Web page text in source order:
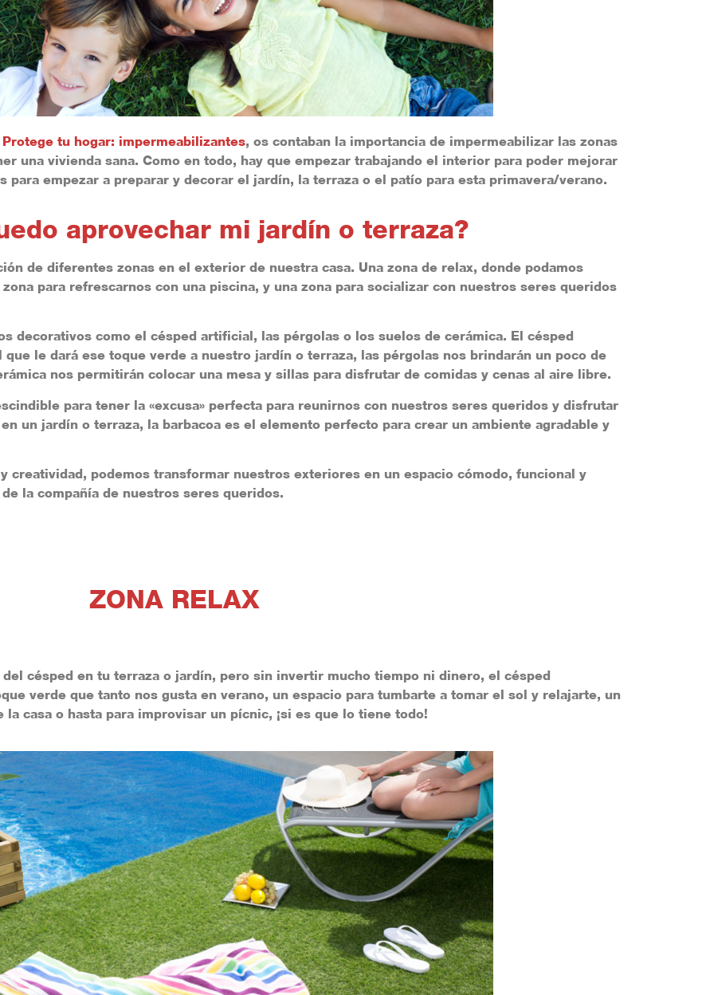
Protege tu hogar: impermeabilizantes, os contaban la importancia de impermeabilizar las zonas
una vivienda sana. Como en todo, hay que empezar trabajando el interior para poder mejorar
para empezar a preparar y decorar el jardín, la terraza o el patío para esta primavera/verano.
aprovechar mi jardín o terraza?
de diferentes zonas en el exterior de nuestra casa. Una zona de relax, donde podamos
para refrescarnos con una piscina, y una zona para socializar con nuestros seres queridos
decorativos como el césped artificial, las pérgolas o los suelos de cerámica. El césped
le dará ese toque verde a nuestro jardín o terraza, las pérgolas nos brindarán un poco de
nos permitirán colocar una mesa y sillas para disfrutar de comidas y cenas al aire libre.
para tener la «excusa» perfecta para reunirnos con nuestros seres queridos y disfrutar
un jardín o terraza, la barbacoa es el elemento perfecto para crear un ambiente agradable y
creatividad, podemos transformar nuestros exteriores en un espacio cómodo, funcional y
la compañía de nuestros seres queridos.
ZONA RELAX
césped en tu terraza o jardín, pero sin invertir mucho tiempo ni dinero, el césped
verde que tanto nos gusta en verano, un espacio para tumbarte a tomar el sol y relajarte, un
casa o hasta para improvisar un pícnic, ¡si es que lo tiene todo!